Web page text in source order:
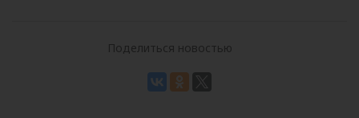
Поделиться новостью